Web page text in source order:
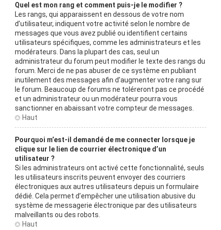
Quel est mon rang et comment puis-je le modifier ?
Les rangs, qui apparaissent en dessous de votre nom
d’utilisateur, indiquent votre activité selon le nombre de
messages que vous avez publié ou identifient certains
utilisateurs spécifiques, comme les administrateurs et les
modérateurs. Dans la plupart des cas, seul un
administrateur du forum peut modifier le texte des rangs du
forum. Merci de ne pas abuser de ce système en publiant
inutilement des messages afin d’augmenter votre rang sur
le forum. Beaucoup de forums ne toléreront pas ce procédé
et un administrateur ou un modérateur pourra vous
sanctionner en abaissant votre compteur de messages.
Haut
Pourquoi m’est-il demandé de me connecter lorsque je
clique sur le lien de courrier électronique d’un
utilisateur ?
Si les administrateurs ont activé cette fonctionnalité, seuls
les utilisateurs inscrits peuvent envoyer des courriers
électroniques aux autres utilisateurs depuis un formulaire
dédié. Cela permet d’empêcher une utilisation abusive du
système de messagerie électronique par des utilisateurs
malveillants ou des robots.
Haut